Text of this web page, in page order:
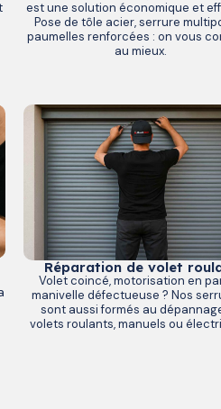
est une solution économique et
Pose de tôle acier, serrure
paumelles renforcées : on vous
au mieux.
Réparation de volet
Volet coincé, motorisation en
manivelle défectueuse ? Nos
sont aussi formés au
volets roulants, manuels ou